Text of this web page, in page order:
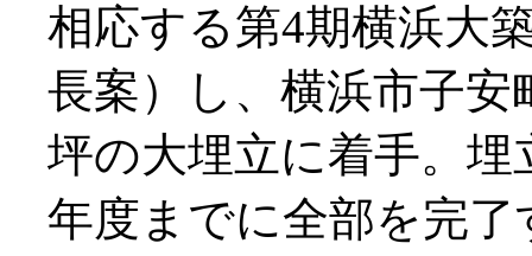
相応する第4期横浜大
長案）し、横浜市子安
坪の大埋立に着手。埋
年度までに全部を完了